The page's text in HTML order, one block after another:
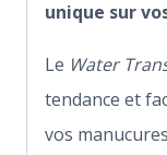
unique sur
Le Water
tendance et
vos